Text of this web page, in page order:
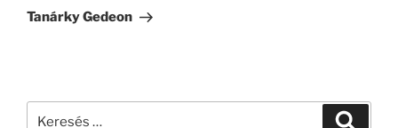
bejegyzés
Tanárky Gedeon